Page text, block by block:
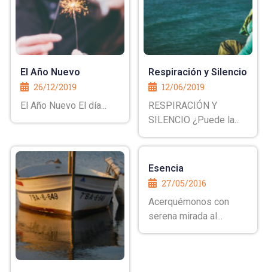
El Año Nuevo
26/12/2019
El Año Nuevo El día...
Respiración y Silencio
12/06/2019
RESPIRACIÓN Y
SILENCIO ¿Puede la...
Esencia
27/05/2016
Acerquémonos con
serena mirada al...